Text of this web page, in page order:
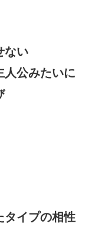
ない
人公みたいに
タイプの相性